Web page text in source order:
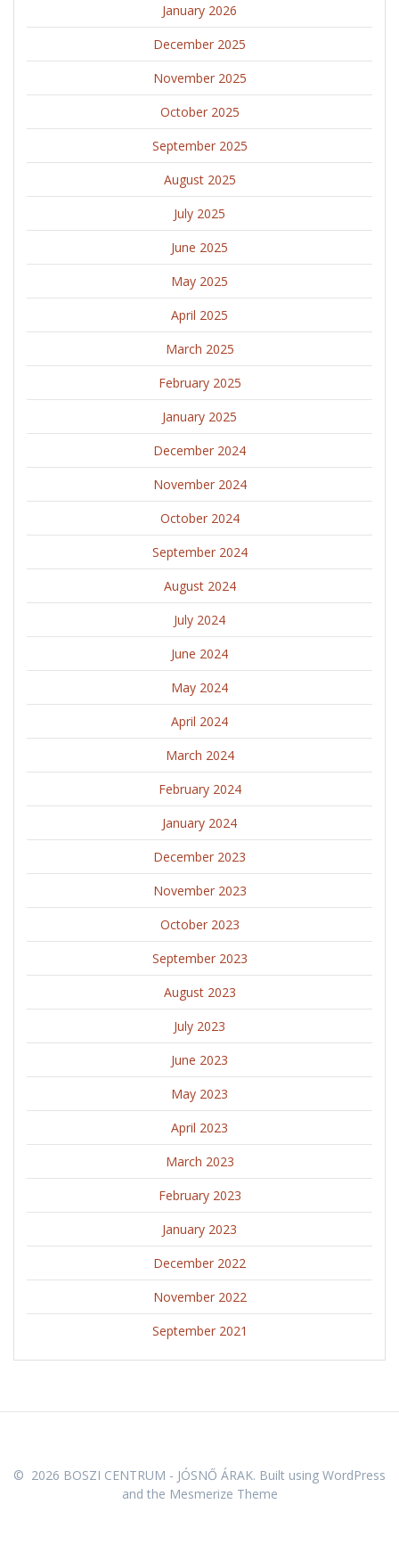
January 2026
December 2025
November 2025
October 2025
September 2025
August 2025
July 2025
June 2025
May 2025
April 2025
March 2025
February 2025
January 2025
December 2024
November 2024
October 2024
September 2024
August 2024
July 2024
June 2024
May 2024
April 2024
March 2024
February 2024
January 2024
December 2023
November 2023
October 2023
September 2023
August 2023
July 2023
June 2023
May 2023
April 2023
March 2023
February 2023
January 2023
December 2022
November 2022
September 2021
© 2026 BOSZI CENTRUM - JÓSNŐ ÁRAK. Built using WordPress
and the Mesmerize Theme